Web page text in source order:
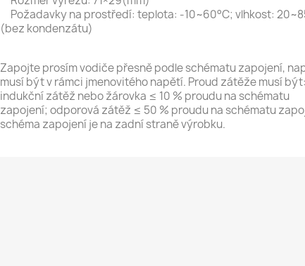
Požadavky na prostředí: teplota: -10~60°C; vlhkost:
(bez kondenzátu)
Zapojte prosím vodiče přesně podle schématu zapojení,
musí být v rámci jmenovitého napětí. Proud zátěže musí být:
indukční zátěž nebo žárovka ≤ 10 % proudu na schématu
zapojení; odporová zátěž ≤ 50 % proudu na schématu
schéma zapojení je na zadní straně výrobku.